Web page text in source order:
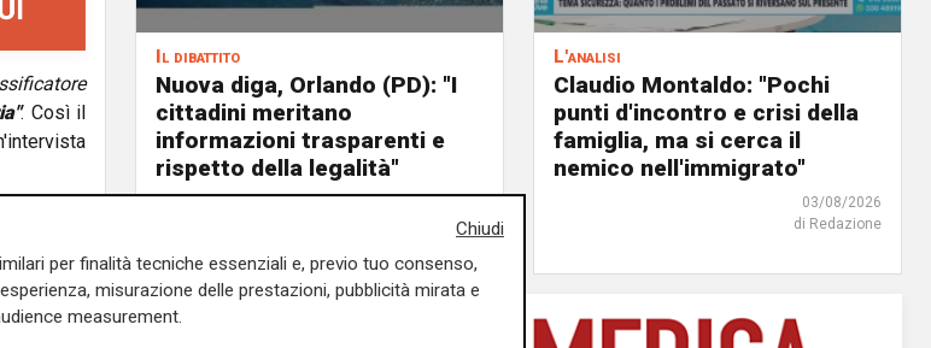
. Così il
seconda
di
c'è la
Il dibattito
Nuova diga, Orlando (PD): "I
cittadini meritano
informazioni trasparenti e
rispetto della legalità"
04/08/2026
di Redazione
L'analisi
Claudio Montaldo: "Pochi
punti d'incontro e crisi della
famiglia, ma si cerca il
nemico nell'immigrato"
03/08/2026
di Redazione
Chiudi
per finalità tecniche essenziali e, previo tuo consenso,
misurazione delle prestazioni, pubblicità mirata e
measurement.